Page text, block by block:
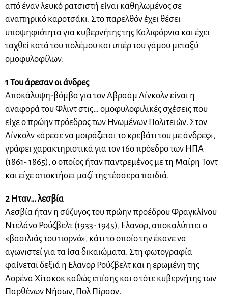
από έναν λευκό ρατσιστή είναι καθηλωμένος σε
αναπηρικό καροτσάκι. Στο παρελθόν έχει θέσει
υποψηφιότητα για κυβερνήτης της Καλιφόρνια και έχει
ταχθεί κατά του πολέμου και υπέρ του γάμου μεταξύ
ομοφυλοφίλων.
1 Του άρεσαν οι άνδρες
Αποκάλυψη-βόμβα για τον Αβραάμ Λίνκολν είναι η
αναφορά του Φλιντ στις… ομοφυλοφιλικές σχέσεις που
είχε ο πρώην πρόεδρος των Ηνωμένων Πολιτειών. Στον
Λίνκολν «άρεσε να μοιράζεται το κρεβάτι του με άνδρες»,
γράφει χαρακτηριστικά για τον 16ο πρόεδρο των ΗΠΑ
(1861- 1865), ο οποίος ήταν παντρεμένος με τη Μαίρη Τοντ
και είχε αποκτήσει μαζί της τέσσερα παιδιά.
2 Ηταν… λεσβία
Λεσβία ήταν η σύζυγος του πρώην προέδρου Φραγκλίνου
Ντελάνο Ρούζβελτ (1933- 1945), Ελανορ, αποκαλύπτει ο
«βασιλιάς του πορνό», κάτι το οποίο την έκανε να
αγωνιστεί για τα ίσα δικαιώματα. Στη φωτογραφία
φαίνεται δεξιά η Ελανορ Ρούζβελτ και η ερωμένη της
Λορένα Χίτσκοκ καθώς επίσης και ο τότε κυβερνήτης των
Παρθένων Νήσων, Πολ Πίρσον.